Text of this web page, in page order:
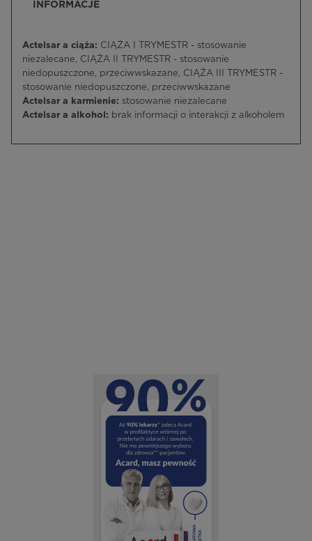
INFORMACJE
Actelsar a ciąża: CIĄŻA I TRYMESTR - stosowanie
niezalecane, CIĄŻA II TRYMESTR - stosowanie
niedopuszczone, przeciwwskazane, CIĄŻA III TRYMESTR -
stosowanie niedopuszczone, przeciwwskazane
Actelsar a karmienie: stosowanie niezalecane
Actelsar a alkohol: brak informacji o interakcji z alkoholem